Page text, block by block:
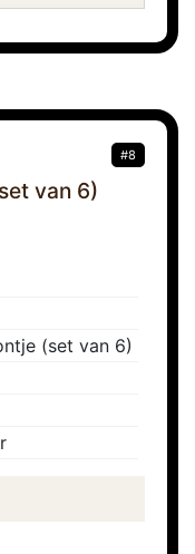
#8
van 6)
(set van 6)